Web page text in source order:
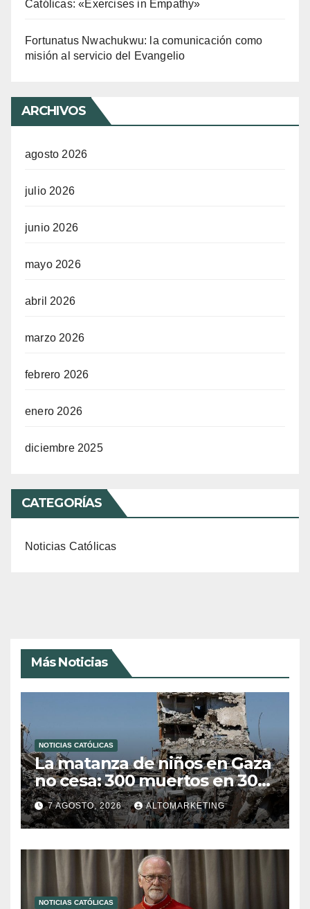
Católicas: «Exercises in Empathy»
Fortunatus Nwachukwu: la comunicación como
misión al servicio del Evangelio
ARCHIVOS
agosto 2026
julio 2026
junio 2026
mayo 2026
abril 2026
marzo 2026
febrero 2026
enero 2026
diciembre 2025
CATEGORÍAS
Noticias Católicas
Más Noticias
NOTICIAS CATÓLICAS
La matanza de niños en Gaza
no cesa: 300 muertos en 300
días
7 AGOSTO, 2026 ALTOMARKETING
NOTICIAS CATÓLICAS